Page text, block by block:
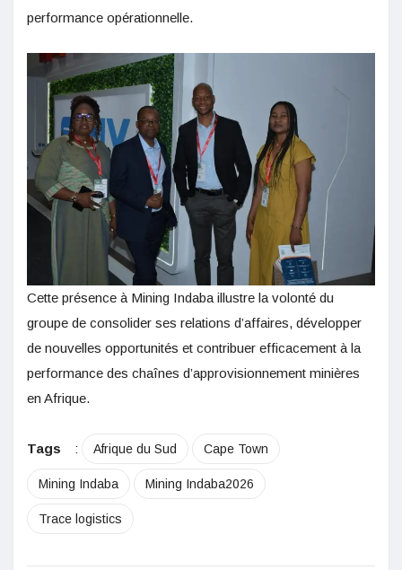
performance opérationnelle.
Cette présence à Mining Indaba illustre la volonté du
groupe de consolider ses relations d’affaires, développer
de nouvelles opportunités et contribuer efficacement à la
performance des chaînes d’approvisionnement minières
en Afrique.
Tags : Afrique du Sud Cape Town
Mining Indaba Mining Indaba2026
Trace logistics